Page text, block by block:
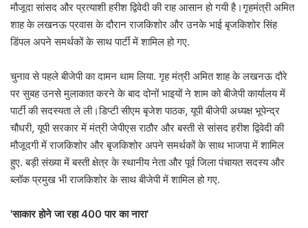
मौजूदा सांसद और प्रत्याशी हरीश द्विवेदी की राह आसान हो गयी है।गृहमंत्री अमित
शाह के लखनऊ प्रवास के दौरान राजकिशोर और उनके भाई बृजकिशोर सिंह
डिंपल अपने समर्थकों के साथ पार्टी में शामिल हो गए.
चुनाव से पहले बीजेपी का दामन थाम लिया. गृह मंत्री अमित शाह के लखनऊ दौरे
पर सुबह उनसे मुलाकात करने के बाद दोनों भाइयों ने शाम को बीजेपी कार्यालय में
पार्टी की सदस्यता ले ली।डिप्टी सीएम बृजेश पाठक, यूपी बीजेपी अध्यक्ष भूपेन्द्र
चौधरी, यूपी सरकार में मंत्री जेपीएस राठौर और बस्ती से सांसद हरीश द्विवेदी की
मौजूदगी में राजकिशोर और बृजकिशोर अपने समर्थकों के साथ भाजपा में शामिल
हुए. बड़ी संख्या में बस्ती क्षेत्र के स्थानीय नेता और पूर्व जिला पंचायत सदस्य और
ब्लॉक प्रमुख भी राजकिशोर के साथ बीजेपी में शामिल हो गए.
'साकार होने जा रहा 400 पार का नारा'